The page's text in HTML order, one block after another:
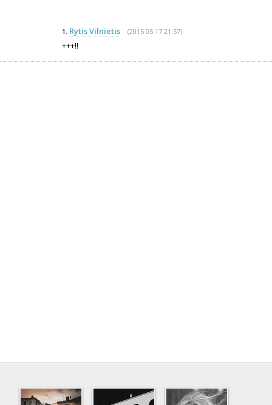
1. Rytis Vilnietis (2015 05 17 21:57)
+++!!